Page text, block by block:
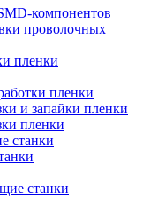
компонентов
проволочных
пленки
пленки
и запайки пленки
пленки
станки
станки